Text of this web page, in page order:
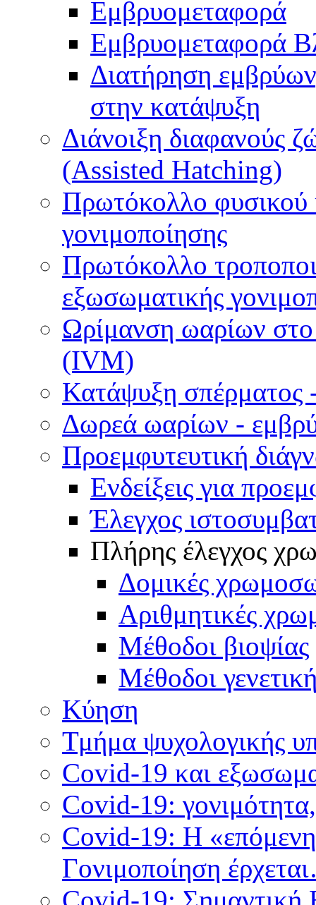
Εμβρυομεταφορά
Εμβρυομεταφορά
Διατήρηση
στην κατάψυξη
Διάνοιξη διαφανούς
(Assisted Hatching)
Πρωτόκολλο φυσικού
γονιμοποίησης
Πρωτόκολλο
εξωσωματικής
Ωρίμανση ωαρίων
(IVM)
Κατάψυξη σπέρματος
Δωρεά ωαρίων -
Προεμφυτευτική
Ενδείξεις για
Έλεγχος
Πλήρης έλεγχος
Δομικές
Αριθμητικές
Μέθοδοι βιοψίας
Mέθοδοι
Κύηση
Τμήμα ψυχολογικής
Covid-19 και
Covid-19:
Covid-19: Η
Γονιμοποίηση